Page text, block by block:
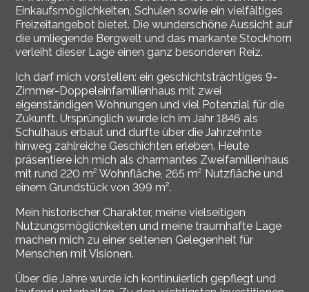
Einkaufsmöglichkeiten, Schulen sowie ein vielfältiges
Freizeitangebot bietet. Die wunderschöne Aussicht auf
die umliegende Bergwelt und das markante Stockhorn
verleiht dieser Lage einen ganz besonderen Reiz.
Ich darf mich vorstellen: ein geschichtsträchtiges 9-
Zimmer-Doppeleinfamilienhaus mit zwei
eigenständigen Wohnungen und viel Potenzial für die
Zukunft. Ursprünglich wurde ich im Jahr 1846 als
Schulhaus erbaut und durfte über die Jahrzehnte
hinweg zahlreiche Geschichten erleben. Heute
präsentiere ich mich als charmantes Zweifamilienhaus
mit rund 220 m² Wohnfläche, 265 m² Nutzfläche und
einem Grundstück von 399 m².
Mein historischer Charakter, meine vielseitigen
Nutzungsmöglichkeiten und meine traumhafte Lage
machen mich zu einer seltenen Gelegenheit für
Menschen mit Visionen.
Über die Jahre wurde ich kontinuierlich gepflegt und